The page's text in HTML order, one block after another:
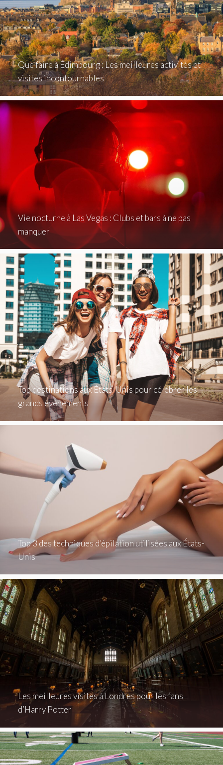
Que faire à Édimbourg : Les meilleures activités et
visites incontournables
Vie nocturne à Las Vegas : Clubs et bars à ne pas
manquer
Top destinations aux États-Unis pour célébrer les
grands événements
Top 3 des techniques d’épilation utilisées aux États-
Unis
Les meilleures visites à Londres pour les fans
d’Harry Potter